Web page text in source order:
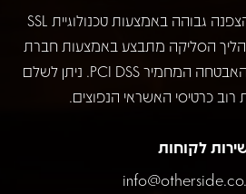
האתר מאובטח ברמת הצפנה גבוהה באמצעות טכנולוגיית SSL
הסליקה מתבצע באמצעות חברת
COMAX בהתאם לתקן האבטחה המחמיר PCI DSS. ניתן לשלם
כרטיסי האשראי הנפוצים.
לקוחות